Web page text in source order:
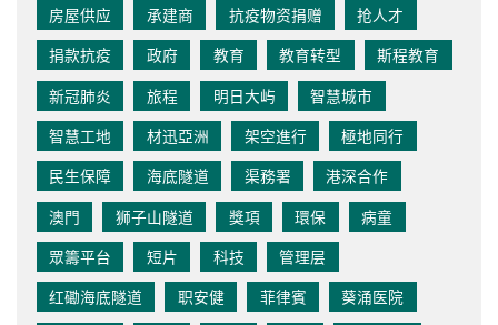
房屋供应
承建商 抗疫物资捐赠
抢人才
捐款抗疫
政府 教育 教育转型
斯程教育
新冠肺炎
旅程 明日大屿
智慧城市
智慧工地
材迅亞洲 架空進行
極地同行
民生保障
海底隧道 渠務署
港深合作
澳門
狮子山隧道 獎項 環保
病童
眾籌平台
短片 科技
管理层
红磡海底隧道
职安健 菲律賓
葵涌医院